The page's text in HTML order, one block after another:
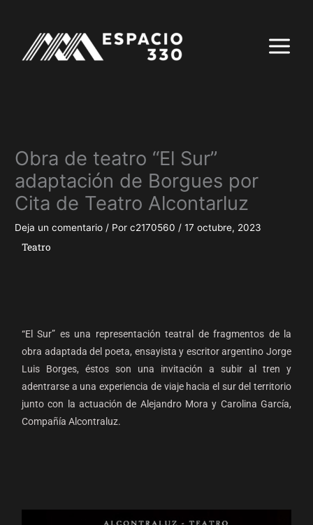
contenido
Obra de teatro “El Sur”
adaptación de Borgues por
Cita de Teatro Alcontarluz
Deja un comentario / Porc2170560 /17 octubre, 2023
Teatro
“El Sur” es una representación teatral de fragmentos de la
obra adaptada del poeta, ensayista y escritor argentino Jorge
Luis Borges, éstos son una invitación a subir al tren y
adentrarse a una experiencia de viaje hacia el sur del territorio
junto con la actuación de Alejandro Mora y Carolina García,
Compañía Alcontraluz.